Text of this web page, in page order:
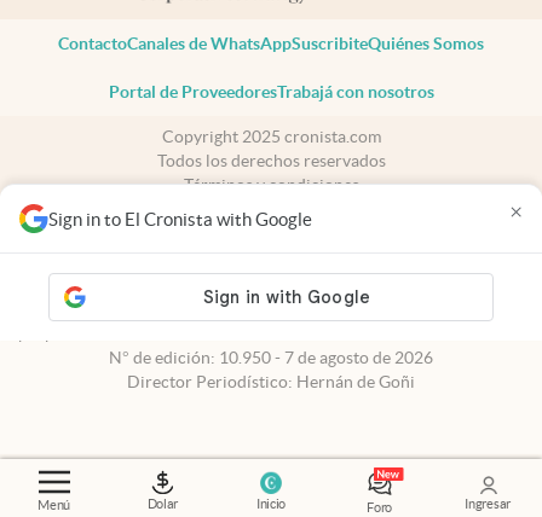
Menú Dolar Inicio Foro Ingresar
Sign in to El Cronista with Google ×
ContactoCanales de WhatsAppSuscribiteQuiénes Somos
Portal de ProveedoresTrabajá con nosotros
Copyright 2025 cronista.com
Todos los derechos reservados
Términos y condiciones
Privacidad
Consentimiento
cronista.com
es propiedad de El Cronista Comercial S.A Registro de
N° de edición: 10.950 - 7 de agosto de 2026
Director Periodístico: Hernán de Goñi